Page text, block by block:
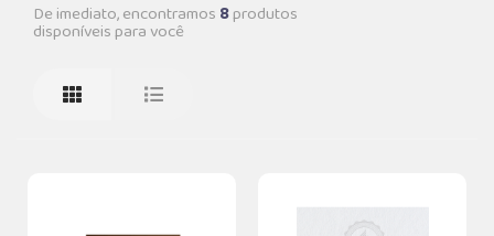
De imediato, encontramos 8produtos
disponíveis para você